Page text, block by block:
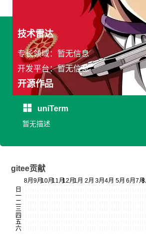
技术雷达
专长领域：暂无信息
开发平台：暂无信息
开源作品
uniTerm
暂无描述
gitee贡献